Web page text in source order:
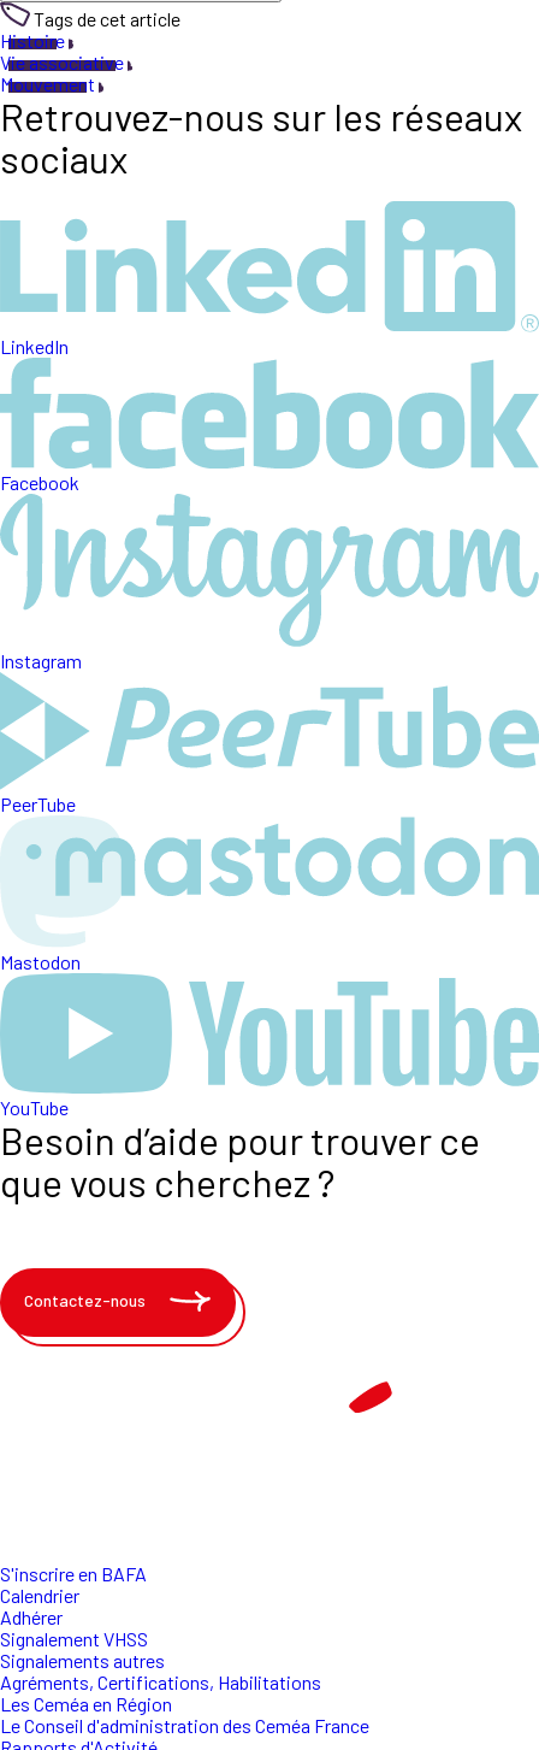
Tags de cet article
Histoire
Vie associative
Mouvement
Retrouvez-nous sur les réseaux
sociaux
LinkedIn
Facebook
Instagram
PeerTube
Mastodon
YouTube
Besoin d’aide pour trouver ce
que vous cherchez ?
Contactez-nous
S'inscrire en BAFA
Calendrier
Adhérer
Signalement VHSS
Signalements autres
Agréments, Certifications, Habilitations
Les Ceméa en Région
Le Conseil d'administration des Ceméa France